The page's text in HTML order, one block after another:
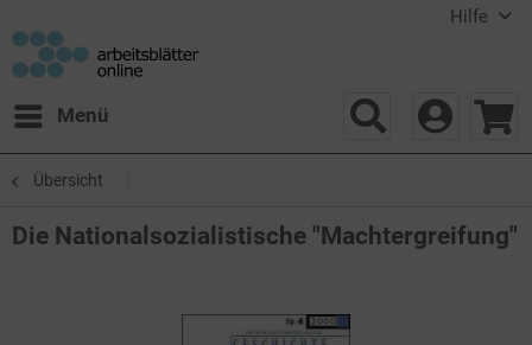
Hilfe
Menü
Übersicht
Die Nationalsozialistische "Machtergreifung"